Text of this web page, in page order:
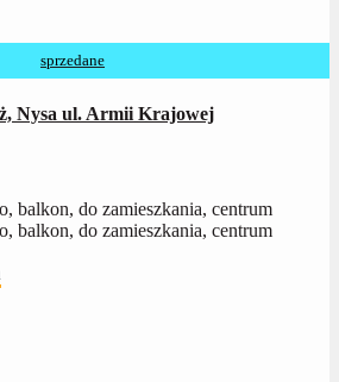
sprzedane
Nysa ul. Armii Krajowej
balkon, do zamieszkania, centrum
balkon, do zamieszkania, centrum